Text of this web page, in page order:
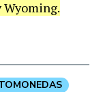
Wyoming.